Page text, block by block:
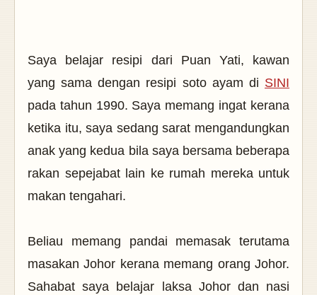
Saya belajar resipi dari Puan Yati, kawan
yang sama dengan resipi soto ayam di SINI
pada tahun 1990. Saya memang ingat kerana
ketika itu, saya sedang sarat mengandungkan
anak yang kedua bila saya bersama beberapa
rakan sepejabat lain ke rumah mereka untuk
makan tengahari.
Beliau memang pandai memasak terutama
masakan Johor kerana memang orang Johor.
Sahabat saya belajar laksa Johor dan nasi